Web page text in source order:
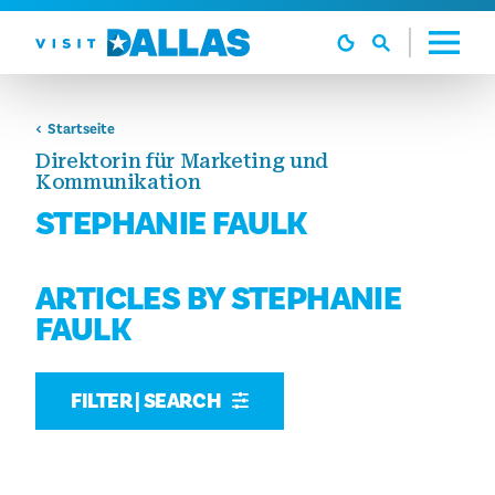
Zum Inhalt springen
Startseite
Direktorin für Marketing und
Kommunikation
STEPHANIE FAULK
ARTICLES BY STEPHANIE
FAULK
FILTER | SEARCH